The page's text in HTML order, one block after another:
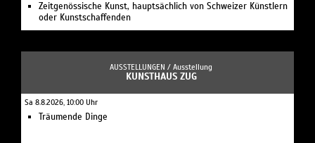
Zeitgenössische Kunst, hauptsächlich von Schweizer Künstlern
oder Kunstschaffenden
AUSSTELLUNGEN / Ausstellung
KUNSTHAUS ZUG
Sa 8.8.2026, 10:00 Uhr
Träumende Dinge